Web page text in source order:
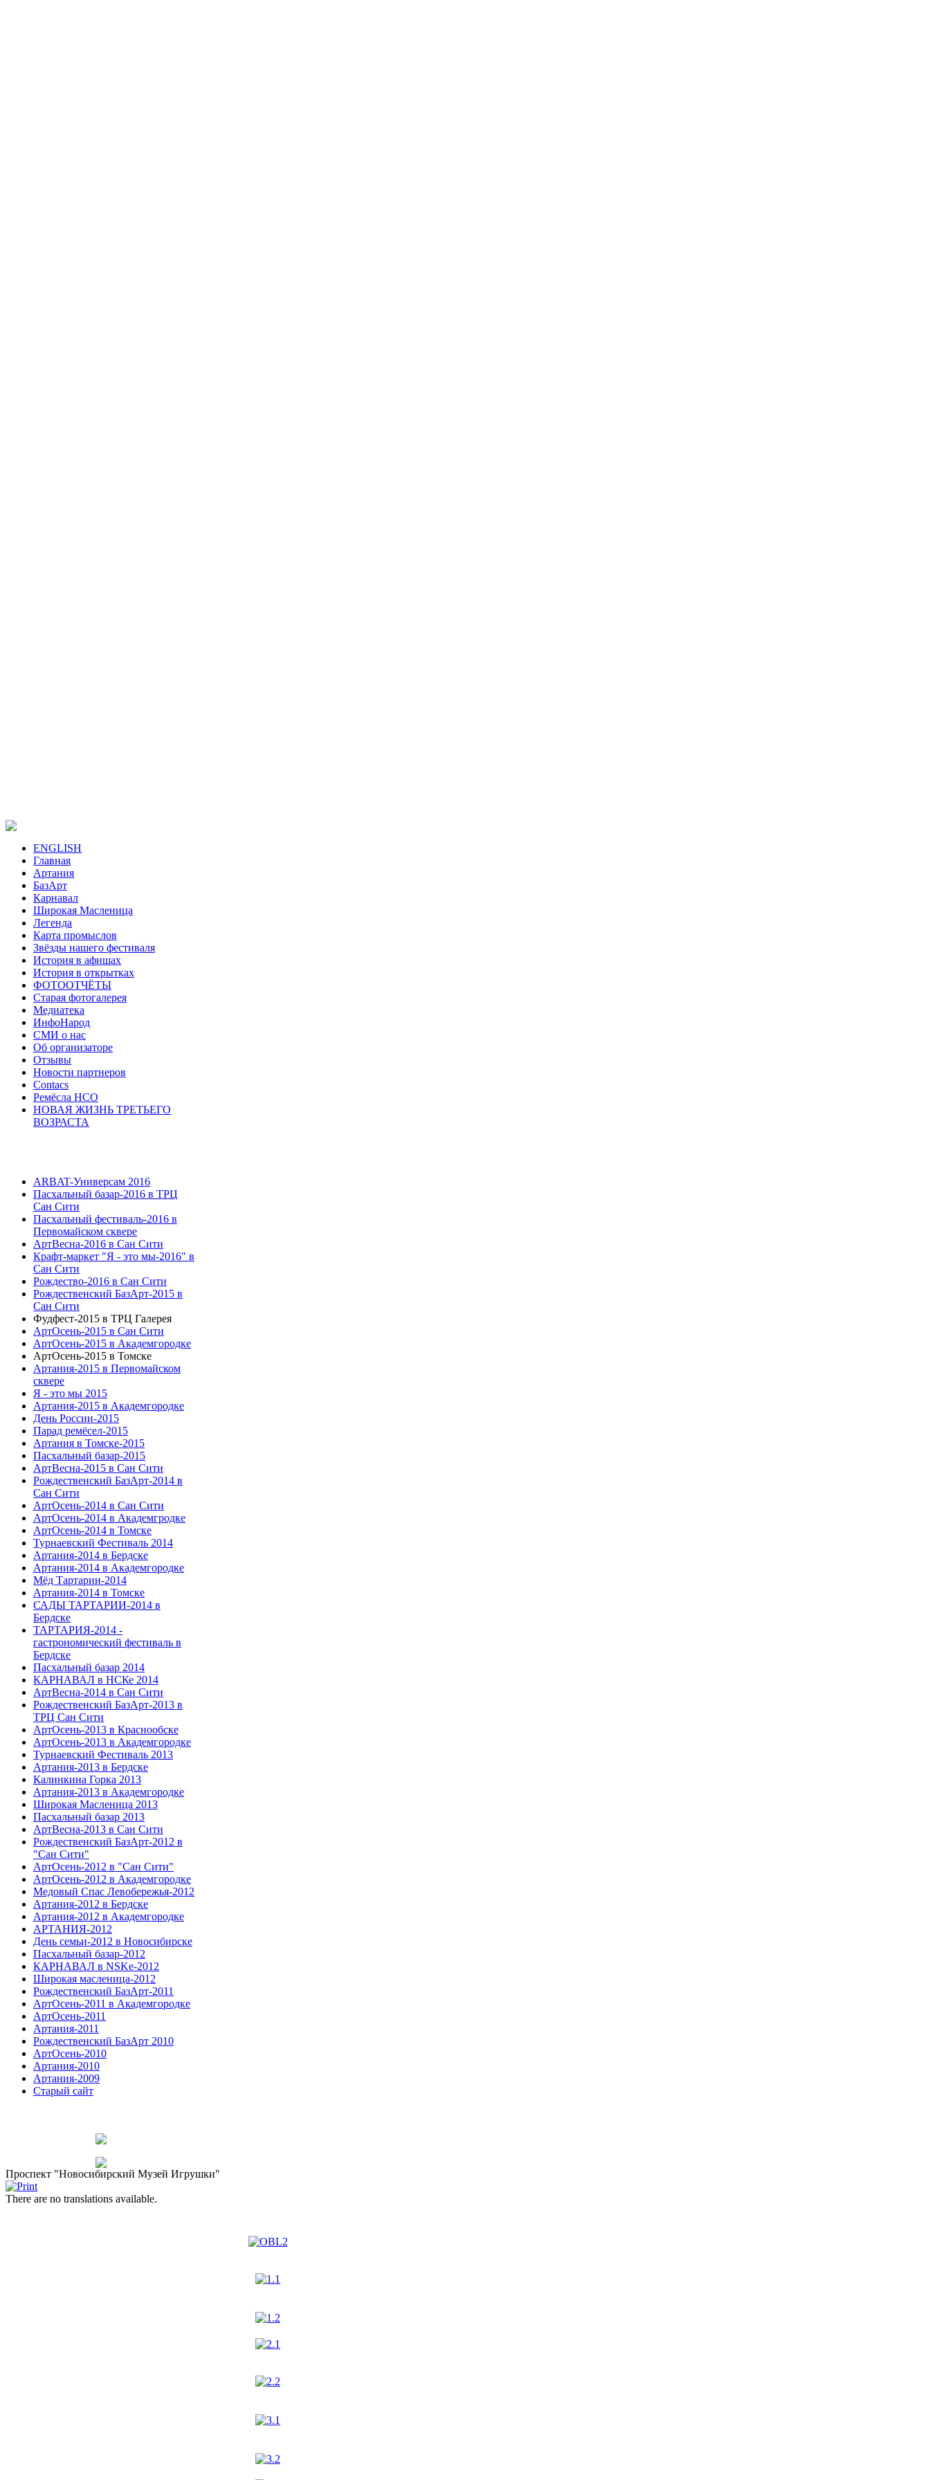
ENGLISH
Главная
Артания
БазАрт
Карнавал
Широкая Масленица
Легенда
Карта промыслов
Звёзды нашего фестиваля
История в афишах
История в открытках
ФОТООТЧЁТЫ
Старая фотогалерея
Медиатека
ИнфоНарод
СМИ о нас
Об организаторе
Отзывы
Новости партнеров
Contacs
Ремёсла НСО
НОВАЯ ЖИЗНЬ ТРЕТЬЕГО
ВОЗРАСТА
ARBAT-Универсам 2016
Пасхальный базар-2016 в ТРЦ
Сан Сити
Пасхальный фестиваль-2016 в
Первомайском сквере
АртВесна-2016 в Сан Сити
Крафт-маркет "Я - это мы-2016" в
Сан Сити
Рождество-2016 в Сан Сити
Рождественский БазАрт-2015 в
Сан Сити
Фудфест-2015 в ТРЦ Галерея
АртОсень-2015 в Сан Сити
АртОсень-2015 в Академгородке
АртОсень-2015 в Томске
Артания-2015 в Первомайском
сквере
Я - это мы 2015
Артания-2015 в Академгородке
День России-2015
Парад ремёсел-2015
Артания в Томске-2015
Пасхальный базар-2015
АртВесна-2015 в Сан Сити
Рождественский БазАрт-2014 в
Сан Сити
АртОсень-2014 в Сан Сити
АртОсень-2014 в Академгродке
АртОсень-2014 в Томске
Турнаевский Фестиваль 2014
Артания-2014 в Бердске
Артания-2014 в Академгородке
Мёд Тартарии-2014
Артания-2014 в Томске
САДЫ ТАРТАРИИ-2014 в
Бердске
ТАРТАРИЯ-2014 -
гастрономический фестиваль в
Бердске
Пасхальный базар 2014
КАРНАВАЛ в НСКе 2014
АртВесна-2014 в Сан Сити
Рождественский БазАрт-2013 в
ТРЦ Сан Сити
АртОсень-2013 в Краснообске
АртОсень-2013 в Академгородке
Турнаевский Фестиваль 2013
Артания-2013 в Бердске
Калинкина Горка 2013
Артания-2013 в Академгородке
Широкая Масленица 2013
Пасхальный базар 2013
АртВесна-2013 в Сан Сити
Рождественский БазАрт-2012 в
"Сан Сити"
АртОсень-2012 в "Сан Сити"
АртОсень-2012 в Академгородке
Медовый Спас Левобережья-2012
Артания-2012 в Бердске
Артания-2012 в Академгородке
АРТАНИЯ-2012
День семьи-2012 в Новосибирске
Пасхальный базар-2012
КАРНАВАЛ в NSKe-2012
Широкая масленица-2012
Рождественский БазАрт-2011
АртОсень-2011 в Академгородке
АртОсень-2011
Артания-2011
Рождественский БазАрт 2010
АртОсень-2010
Артания-2010
Артания-2009
Старый сайт
Проспект "Новосибирcкий Музей Игрушки"
There are no translations available.